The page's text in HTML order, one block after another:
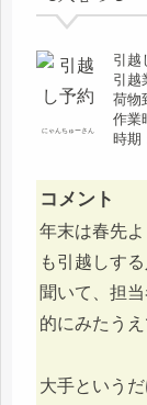
にゃんちゅーさん
引越
引越
荷物
作業
時期
コメント
年末は春先
も引越しす
聞いて、担
的にみたう
大手という